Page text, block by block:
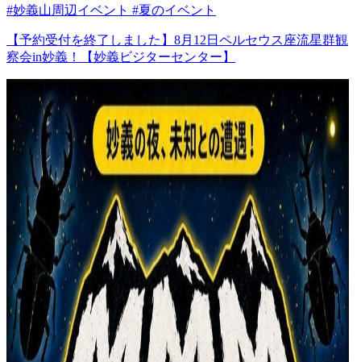
#妙義山周辺イベント #夏のイベント
【予約受付を終了しました】8月12日ペルセウス座流星群観
察会in妙義！【妙義ビジターセンター】